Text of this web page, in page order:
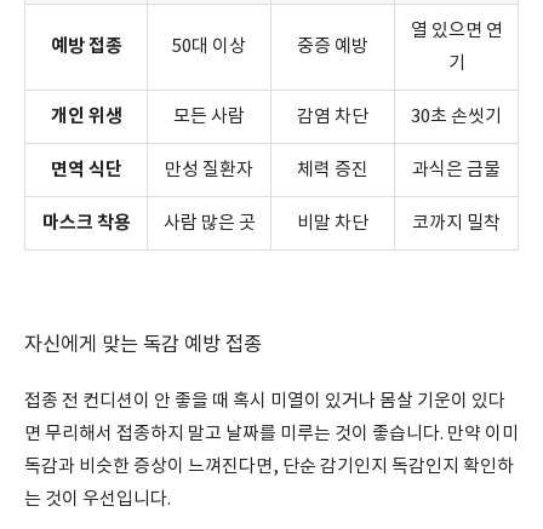
예방 접종 50대 이상 중증 예방
열 있으면 연
기
개인 위생 모든 사람 감염 차단 30초 손씻기
면역 식단 만성 질환자 체력 증진 과식은 금물
마스크 착용 사람 많은 곳 비말 차단 코까지 밀착
자신에게 맞는 독감 예방 접종
접종 전 컨디션이 안 좋을 때 혹시 미열이 있거나 몸살 기운이 있다
면 무리해서 접종하지 말고 날짜를 미루는 것이 좋습니다. 만약 이미
독감과 비슷한 증상이 느껴진다면, 단순 감기인지 독감인지 확인하
는 것이 우선입니다.